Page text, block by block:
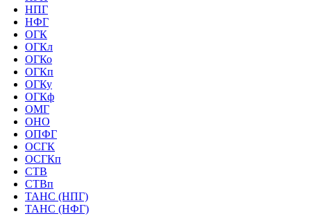
НПГ
НФГ
ОГК
ОГКл
ОГКо
ОГКп
ОГКу
ОГКф
ОМГ
ОНО
ОПФГ
ОСГК
ОСГКп
СТВ
СТВп
ТАНС (НПГ)
ТАНС (НФГ)